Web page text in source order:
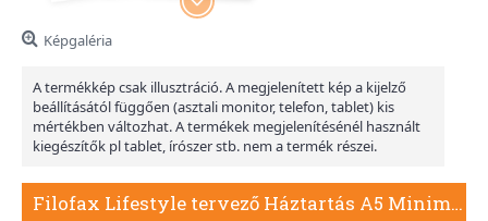
Képgaléria
A termékkép csak illusztráció. A megjelenített kép a kijelző
beállításától függően (asztali monitor, telefon, tablet) kis
mértékben változhat. A termékek megjelenítésénél használt
kiegészítők pl tablet, írószer stb. nem a termék részei.
Filofax Lifestyle tervező Háztartás A5 Minimal Fehér